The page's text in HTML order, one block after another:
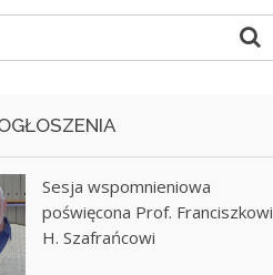
Sesja wspomnieniowa
poświęcona Prof. Franciszkowi
H. Szafrańcowi